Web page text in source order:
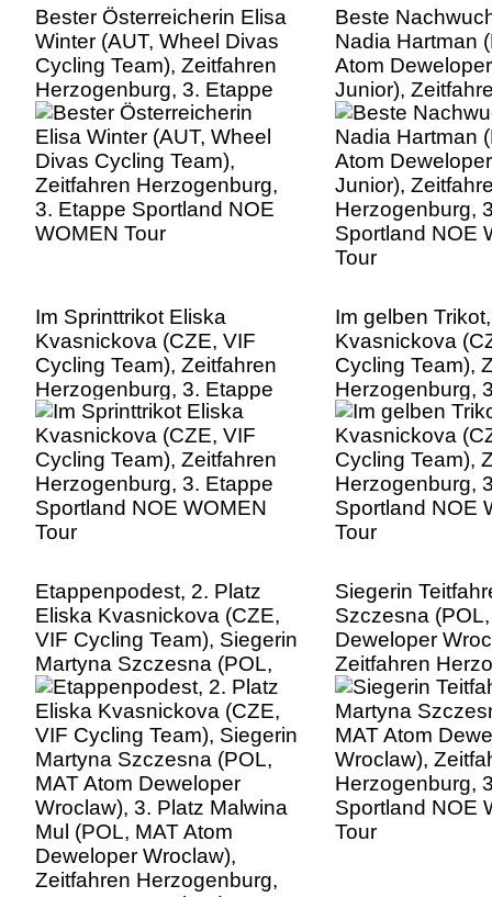
Bester Österreicherin Elisa
Winter (AUT, Wheel Divas
Cycling Team), Zeitfahren
Herzogenburg, 3. Etappe
Sportland NOE WOMEN
Tour
Beste
Nadia Hartman
Atom
Junior),
Herzogenburg,
Sportland NOE
Tour
Im Sprinttrikot Eliska
Kvasnickova (CZE, VIF
Cycling Team), Zeitfahren
Herzogenburg, 3. Etappe
Sportland NOE WOMEN
Tour
Im gelben
Kvasnickova
Cycling Team),
Herzogenburg,
Sportland NOE
Tour
Etappenpodest, 2. Platz
Eliska Kvasnickova (CZE,
VIF Cycling Team), Siegerin
Martyna Szczesna (POL,
MAT Atom Deweloper
Wroclaw), 3. Platz Malwina
Mul (POL, MAT Atom
Deweloper Wroclaw),
Zeitfahren Herzogenburg,
3. Etappe Sportland NOE
WOMEN Tour
Siegerin
Szczesna
Deweloper
Zeitfahren
3. Etappe
WOMEN Tour